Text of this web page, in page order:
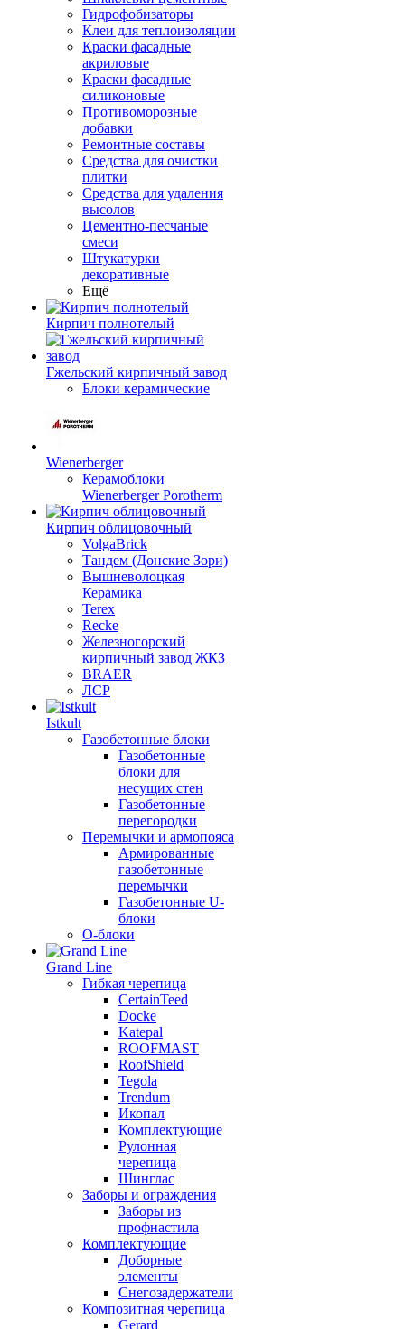
Гидрофобизаторы
Клеи для теплоизоляции
Краски фасадные
акриловые
Краски фасадные
силиконовые
Противоморозные
добавки
Ремонтные составы
Средства для очистки
плитки
Средства для удаления
высолов
Цементно-песчаные
смеси
Штукатурки
декоративные
Ещё
Кирпич полнотелый
Гжельский кирпичный завод
Блоки керамические
Wienerberger
Керамоблоки
Wienerberger Porotherm
Кирпич облицовочный
VolgaBrick
Тандем (Донские Зори)
Вышневолоцкая
Керамика
Terex
Recke
Железногорский
кирпичный завод ЖКЗ
BRAER
ЛСР
Istkult
Газобетонные блоки
Газобетонные
блоки для
несущих стен
Газобетонные
перегородки
Перемычки и армопояса
Армированные
газобетонные
перемычки
Газобетонные U-
блоки
О-блоки
Grand Line
Гибкая черепица
CertainTeed
Docke
Katepal
ROOFMAST
RoofShield
Tegola
Trendum
Икопал
Комплектующие
Рулонная
черепица
Шинглас
Заборы и ограждения
Заборы из
профнастила
Комплектующие
Доборные
элементы
Снегозадержатели
Композитная черепица
Gerard